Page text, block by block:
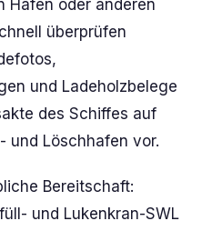
Häfen oder anderen
überprüfen
und Ladeholzbelege
des Schiffes auf
und Löschhafen vor.
Bereitschaft:
und Lukenkran-SWL